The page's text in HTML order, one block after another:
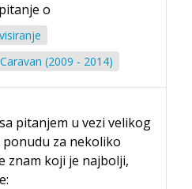
o
(2009 - 2014)
pitanjem u vezi velikog
ponudu za nekoliko
znam koji je najbolji,